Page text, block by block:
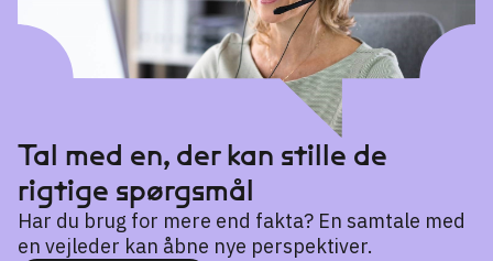
Social- og sundhedshjælper
Tal med en, der kan stille de
rigtige spørgsmål
Har du brug for mere end fakta? En samtale med
en vejleder kan åbne nye perspektiver.